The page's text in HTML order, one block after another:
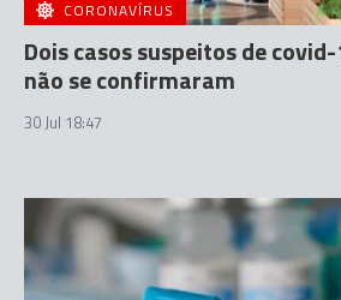
CORONAVÍRUS
Dois casos suspeitos de
não se confirmaram
30 Jul 18:47